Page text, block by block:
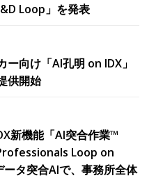
Loop」を発表
向け「AI孔明 on IDX」
供開始
新機能「AI突合作業™
Loop on
タ突合AIで、事務所全体